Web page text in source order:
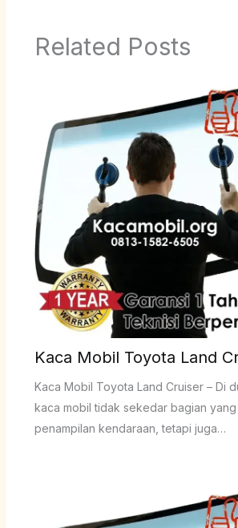
Related Posts
Kaca Mobil Toyota Land
Kaca Mobil Toyota Land Cruiser – Di
kaca mobil tidak sekedar bagian
penampilan kendaraan, tetapi juga…